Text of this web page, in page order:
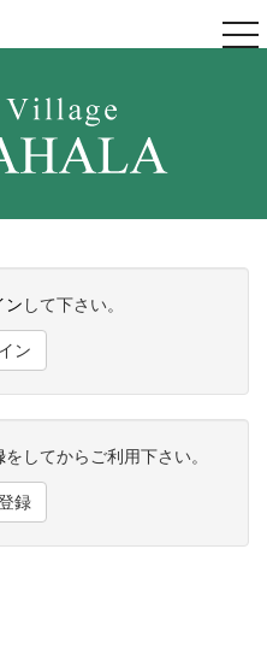
ン して下さい。
ン
をしてからご利用下さい。
録